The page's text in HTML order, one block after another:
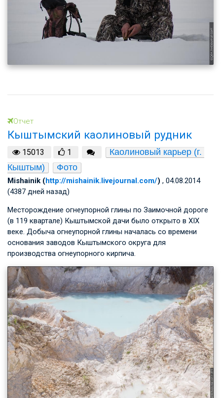
Отчет
Кыштымский каолиновый рудник
15013 1
Каолиновый карьер (г.
Кыштым)
Фото
Mishainik (http://mishainik.livejournal.com/) , 04.08.2014
(4387 дней назад)
Месторождение огнеупорной глины по Заимочной дороге
(в 119 квартале) Кыштымской дачи было открыто в XIX
веке. Добыча огнеупорной глины началась со времени
основания заводов Кыштымского округа для
производства огнеупорного кирпича.